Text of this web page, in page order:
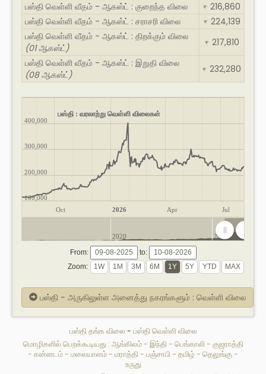
பஸ்தி வெள்ளி வீதம் - ஆகஸ்ட் : குறைந்த விலை
₹ 216,860
பஸ்தி வெள்ளி வீதம் - ஆகஸ்ட் : சராசரி விலை
₹ 224,139
பஸ்தி வெள்ளி வீதம் - ஆகஸ்ட் : திறக்கும் விலை
(01 ஆகஸ்ட்)
₹ 217,810
பஸ்தி வெள்ளி வீதம் - ஆகஸ்ட் : இறுதி விலை
(08 ஆகஸ்ட்)
₹ 232,280
பஸ்தி : வரலாற்று வெள்ளி விலைகள்
Oct 2026 Apr Jul
100,000
200,000
300,000
400,000
2020 2025
From:
to:
Zoom:
பஸ்தி - அருகிலுள்ள அனைத்து நகரங்களும் : வெள்ளி விலை
பஸ்தி தங்க விலை - பஸ்தி வெள்ளி விலை
மொழிகளில் பெறக்கூடியது : ஆங்கிலம்- இந்தி- பெங்காலி- குஜராத்தி
- கன்னடம்- மலையாளம்- மராத்தி- பஞ்சாபி- தமிழ் - தெலுங்கு-
உருது